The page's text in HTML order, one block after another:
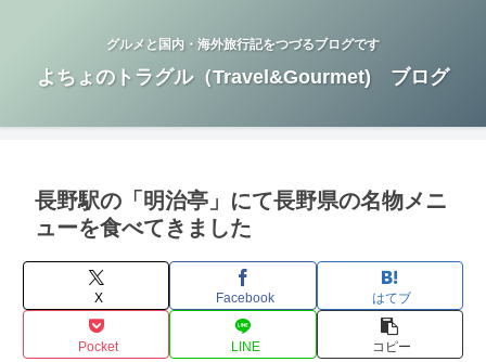
グルメと国内・海外旅行記をつづるブログです
よちょのトラグル（Travel&Gourmet) ブログ
長野駅の「明治亭」にて長野県の名物メニ
ューを食べてきました
X Facebook はてブ
Pocket LINE コピー